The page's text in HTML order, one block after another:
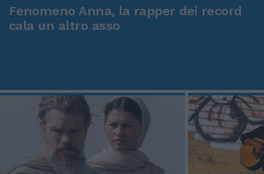
Fenomeno Anna, la rapper dei record
cala un altro asso